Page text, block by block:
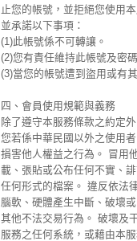
止您的帳號，並拒絕您使用
並承諾以下事項：
(1)此帳號係不可轉讓。
(2)您有責任維持此帳號及密
(3)當您的帳號遭到盜用或有
四、會員使用規範與義務
除了遵守本服務條款之約定
您若係中華民國以外之使用
損害他人權益之行為。 冒用
載、張貼或公布任何不實、
任何形式的檔案。 違反依法
腦軟、硬體產生中斷、破壞
其他不法交易行為。 破壞及
服務之任何系統，或藉由本